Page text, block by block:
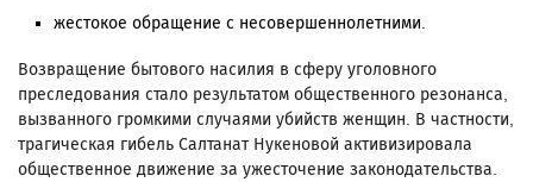
жестокое обращение с несовершеннолетними.
Возвращение бытового насилия в сферу уголовного
преследования стало результатом общественного резонанса,
вызванного громкими случаями убийств женщин. В частности,
трагическая гибель Салтанат Нукеновой активизировала
общественное движение за ужесточение законодательства.